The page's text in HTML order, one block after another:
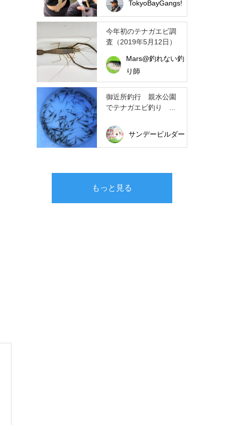
TokyoBayGangs!
今年初のテナガエビ調
査（2019年5月12日）
Mars@釣れない釣
り師
御近所釣行 親水公園
でテナガエビ釣り ...
サンデービルダー
もっと見る